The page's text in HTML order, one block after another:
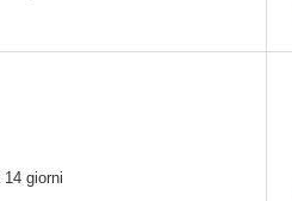
giorni